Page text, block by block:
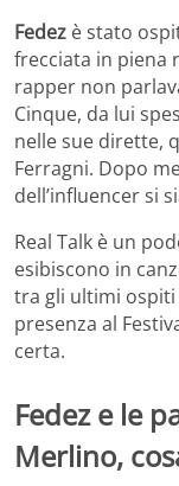
Fedez è stato
frecciata in piena
rapper non
Cinque, da lui
nelle sue dirette,
Ferragni. Dopo
dell’influencer si
Real Talk è un
esibiscono in
tra gli ultimi ospiti
presenza al
certa.
Fedez e le
Merlino,